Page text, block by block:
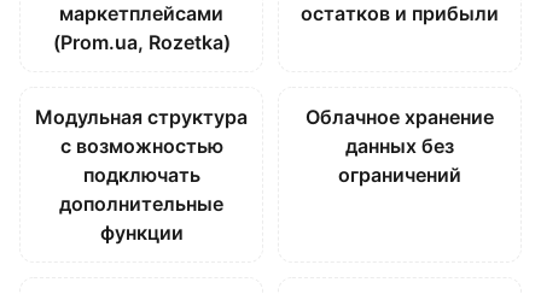
маркетплейсами
(Prom.ua, Rozetka)
остатков и прибыли
Модульная структура
с возможностью
подключать
дополнительные
функции
Облачное хранение
данных без
ограничений